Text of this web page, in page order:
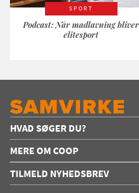
SPORT
Podcast: Når madlavning bliver
elitesport
HVAD SØGER DU?
Forside
Opskrifter
Konkurrencer
MERE OM COOP
Annoncering
TILMELD NYHEDSBREV